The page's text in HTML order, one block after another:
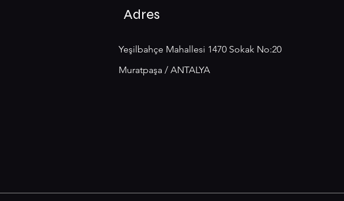
Adres
Yeşilbahçe Mahallesi 1470 Sokak No:20
Muratpaşa / ANTALYA